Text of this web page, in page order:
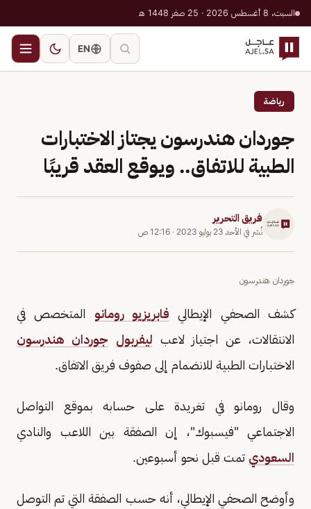
السبت، 8 أغسطس 2026 · 25 صفر 1448 هـ
EN
رياضة
جوردان هندرسون يجتاز الاختبارات
الطبية للاتفاق.. ويوقع العقد قريبًا
فريق التحرير
نُشر في الأحد 23 يوليو 2023 · 12:16 ص
جوردان هندرسون
كشف الصحفي الإيطالي فابريزيو رومانو المتخصص في
الانتقالات، عن اجتياز لاعب ليفربول
جوردان هندرسون
الاختبارات الطبية للانضمام إلى صفوف فريق الاتفاق.
وقال رومانو في تغريدة على حسابه بموقع التواصل
الاجتماعي "فيسبوك"، إن الصفقة بين اللاعب والنادي
السعودي تمت قبل نحو أسبوعين.
وأوضح الصحفي الإيطالي، أنه حسب الصفقة التي تم التوصل